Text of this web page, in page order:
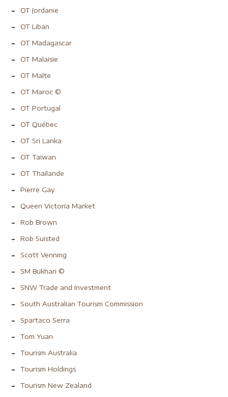
OT Jordanie
OT Liban
OT Madagascar
OT Malaisie
OT Malte
OT Maroc ©
OT Portugal
OT Québec
OT Sri Lanka
OT Taïwan
OT Thaïlande
Pierre Gay
Queen Victoria Market
Rob Brown
Rob Suisted
Scott Venning
SM Bukhari ©
SNW Trade and Investment
South Australian Tourism Commission
Spartaco Serra
Tom Yuan
Tourism Australia
Tourism Holdings
Tourism New Zealand